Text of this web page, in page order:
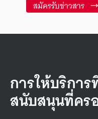
สมัครรับข่าวสาร
การให้บริกา
สนับสนุนที่คร